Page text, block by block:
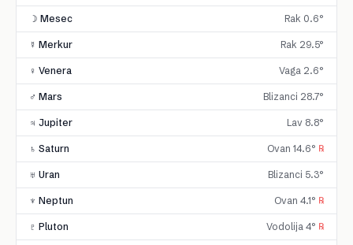
☽ Mesec Rak 0.6°
☿ Merkur Rak 29.5°
♀ Venera Vaga 2.6°
♂ Mars Blizanci 28.7°
♃ Jupiter Lav 8.8°
♄ Saturn Ovan 14.6° ℞
♅ Uran Blizanci 5.3°
♆ Neptun Ovan 4.1° ℞
♇ Pluton Vodolija 4° ℞